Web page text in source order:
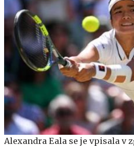
Alexandra Eala se je vpisala